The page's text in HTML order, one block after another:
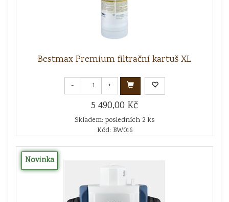
Bestmax Premium filtrační kartuš XL
- +
5 490,00 Kč
Skladem: posledních 2 ks
Kód: BW016
Novinka